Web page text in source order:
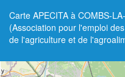
Carte APECITA à COMBS-
(Association pour l'emploi
de l'agriculture et de
+
−